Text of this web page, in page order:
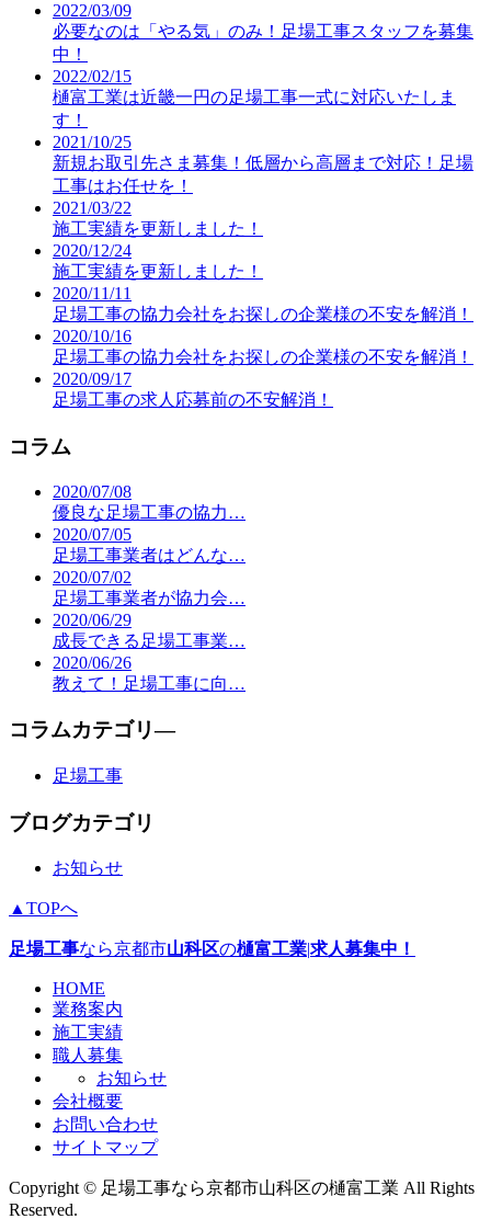
2022/03/09
必要なのは「やる気」のみ！足場工事スタッフを募集
中！
2022/02/15
樋富工業は近畿一円の足場工事一式に対応いたしま
す！
2021/10/25
新規お取引先さま募集！低層から高層まで対応！足場
工事はお任せを！
2021/03/22
施工実績を更新しました！
2020/12/24
施工実績を更新しました！
2020/11/11
足場工事の協力会社をお探しの企業様の不安を解消！
2020/10/16
足場工事の協力会社をお探しの企業様の不安を解消！
2020/09/17
足場工事の求人応募前の不安解消！
コラム
2020/07/08
優良な足場工事の協力…
2020/07/05
足場工事業者はどんな…
2020/07/02
足場工事業者が協力会…
2020/06/29
成長できる足場工事業…
2020/06/26
教えて！足場工事に向…
コラムカテゴリ―
足場工事
ブログカテゴリ
お知らせ
▲TOPへ
足場工事なら京都市山科区の樋富工業|求人募集中！
HOME
業務案内
施工実績
職人募集
お知らせ
会社概要
お問い合わせ
サイトマップ
Copyright © 足場工事なら京都市山科区の樋富工業 All Rights
Reserved.